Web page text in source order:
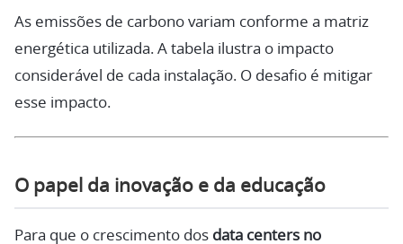
As emissões de carbono variam conforme a matriz
energética utilizada. A tabela ilustra o impacto
considerável de cada instalação. O desafio é mitigar
esse impacto.
O papel da inovação e da educação
Para que o crescimento dos data centers no